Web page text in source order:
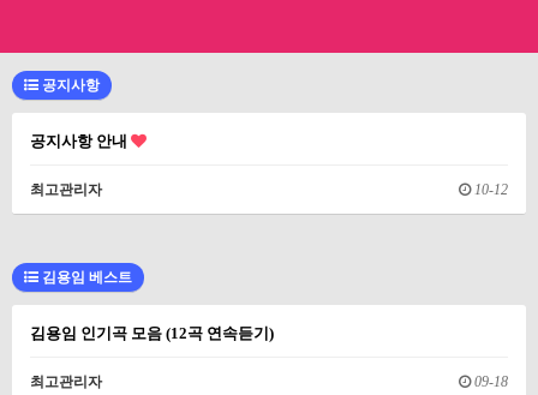
공지사항
공지사항 안내
최고관리자 10-12
김용임 베스트
김용임 인기곡 모음 (12곡 연속듣기)
최고관리자 09-18